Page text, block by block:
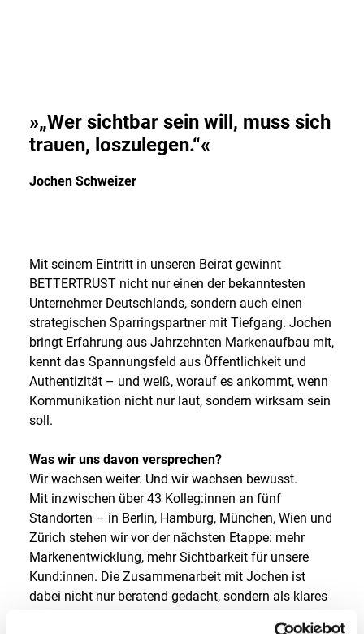
»„Wer sichtbar sein will, muss sich
trauen, loszulegen.“«
Jochen Schweizer
Mit seinem Eintritt in unseren Beirat gewinnt
BETTERTRUST nicht nur einen der bekanntesten
Unternehmer Deutschlands, sondern auch einen
strategischen Sparringspartner mit Tiefgang. Jochen
bringt Erfahrung aus Jahrzehnten Markenaufbau mit,
kennt das Spannungsfeld aus Öffentlichkeit und
Authentizität – und weiß, worauf es ankommt, wenn
Kommunikation nicht nur laut, sondern wirksam sein
soll.
Was wir uns davon versprechen?
Wir wachsen weiter. Und wir wachsen bewusst.
Mit inzwischen über 43 Kolleg:innen an fünf
Standorten – in Berlin, Hamburg, München, Wien und
Zürich stehen wir vor der nächsten Etappe: mehr
Markenentwicklung, mehr Sichtbarkeit für unsere
Kund:innen. Die Zusammenarbeit mit Jochen ist
dabei nicht nur beratend gedacht, sondern als klares